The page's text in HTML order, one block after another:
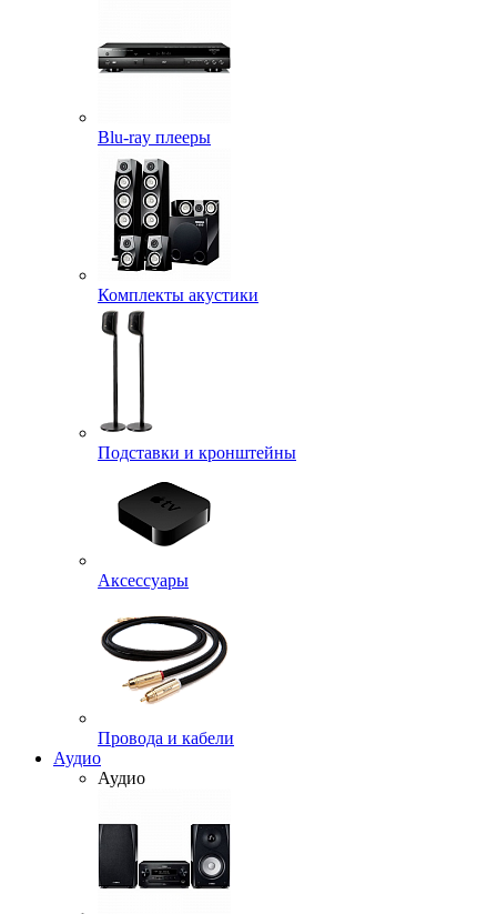
Blu-ray плееры
Комплекты акустики
Подставки и кронштейны
Аксессуары
Провода и кабели
Аудио
Аудио